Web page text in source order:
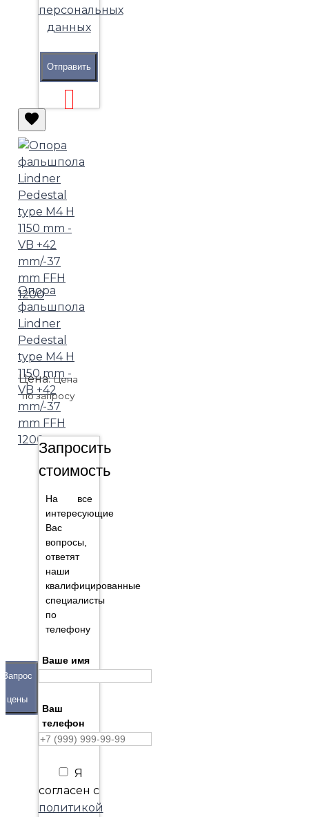
персональных
данных
Отправить
Опора
фальшпола
Lindner
Pedestal
type M4 H
1150 mm -
VB +42
mm/-37
mm FFH
1200
Цена:Цена
по запросу
Запрос
цены
Запросить
стоимость
На все
интересующие
Вас
вопросы,
ответят
наши
квалифицированные
специалисты
по
телефону
Ваше имя
Ваш
телефон
Я
согласен с
политикой